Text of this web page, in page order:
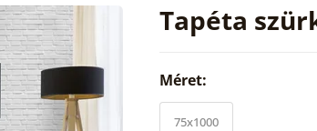
Tapéta
Méret:
75x1000